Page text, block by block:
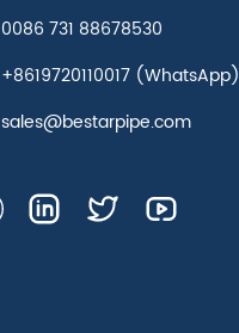
0086 731 88678530
+8619720110017(WhatsApp)
sales@bestarpipe.com